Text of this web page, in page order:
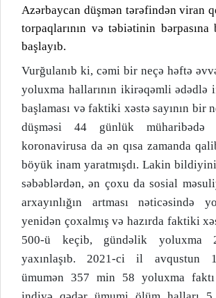
Azərbaycan düşmən tərəfindən viran
torpaqlarının və təbiətinin
başlayıb.
Vurğulanıb ki, cəmi bir neçə həftə
yoluxma hallarının ikirəqəmli ədədlə
başlaması və faktiki xəstə sayının bir
düşməsi 44 günlük
koronavirusa da ən qısa zamanda
böyük inam yaratmışdı. Lakin
səbəblərdən, ən çoxu da sosial
arxayınlığın artması nəticəsində
yenidən çoxalmış və hazırda faktiki
500-ü keçib, gündəlik yoluxma
yaxınlaşıb. 2021-ci il avqustun
ümumən 357 min 58 yoluxma faktı